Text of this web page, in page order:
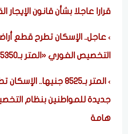
قرارا عاجلا بشأن قانون
عاجل.. الإسكان تطرح قطع
التخصيص الفوري «المتر بـ5350 جنيها»
المتر بـ8525 جنيها..
جديدة للمواطنين بنظام
هامة